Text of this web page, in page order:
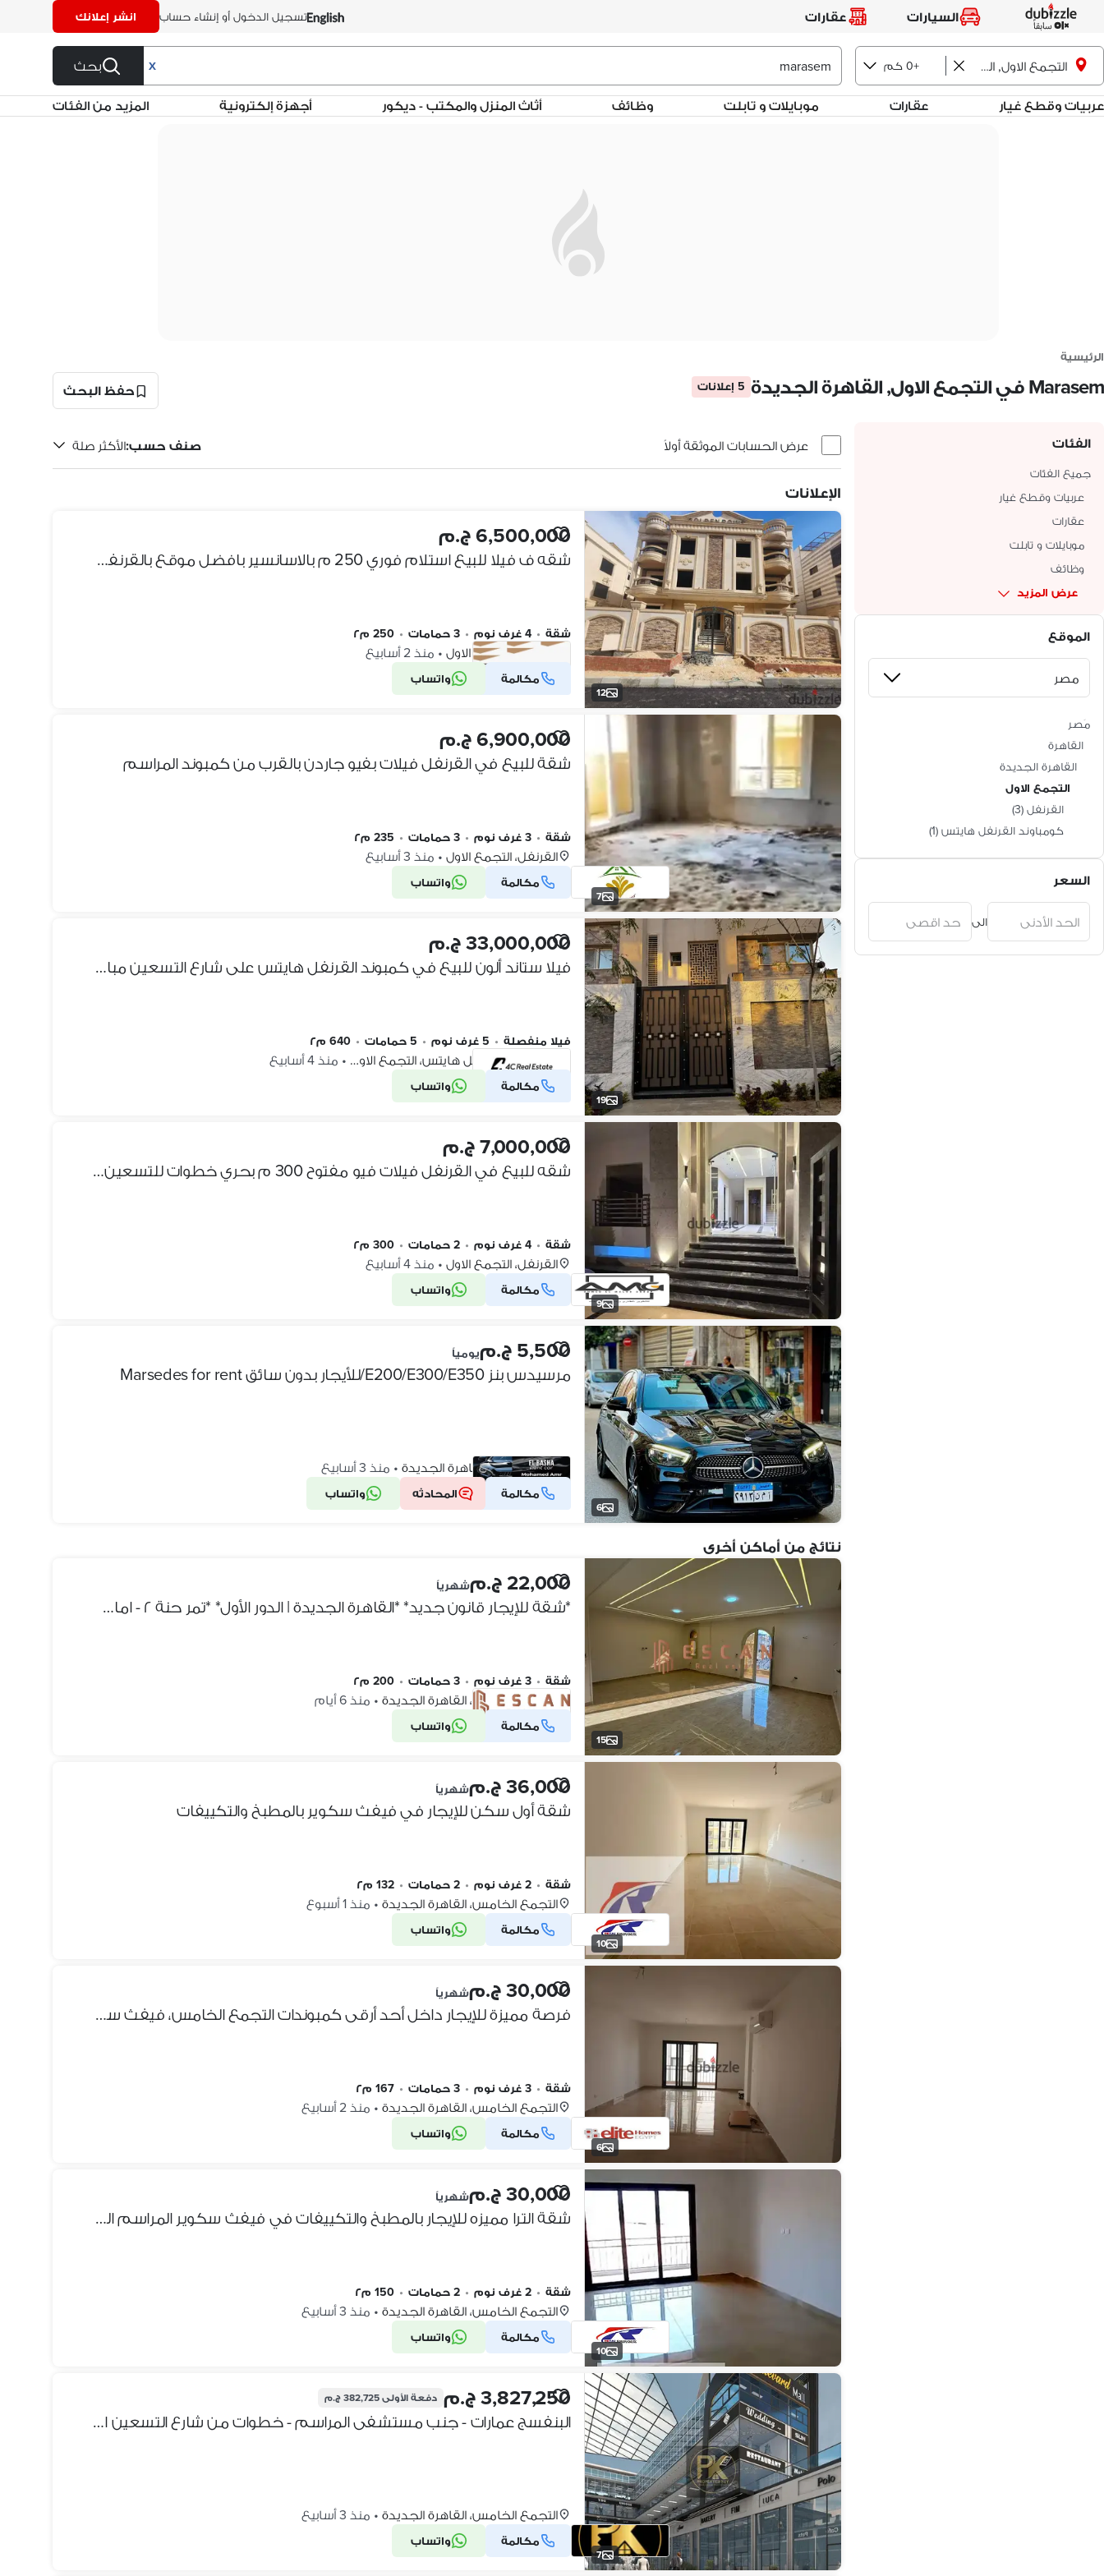
السيارات عقارات تسجيل الدخول أو إنشاء حساب انشر إعلانك
التجمع الاول, القاهرة الجديدة +0 كم X بحث
عربيات وقطع غيار عقارات موبايلات و تابلت وظائف أثاث المنزل والمكتب - ديكور أجهزة إلكترونية المزيد من الفئات
الرئيسية
Marasem في التجمع الاول, القاهرة الجديدة 5 إعلانات حفظ البحث
الفئات
جميع الفئات
عربيات وقطع غيار
عقارات
موبايلات و تابلت
وظائف
عرض المزيد
الموقع
مَصر
القاهرة
القاهرة الجديدة
التجمع الاول
القرنفل (
3
)
كومباوند القرنفل هايتس (
1
)
السعر
الى
عرض الحسابات الموثقة أولاً صنف حسب:الأكثر صلة
الإعلانات
12
6,500,000 ج.م
شقه ف فيلا للبيع استلام فوري 250 م بالاسانسير بافضل موقع بالقرنفل بجوار التسعين الشمالي تاني نمرة من كمبوند المراسم
شقة • 4 غرف نوم • 3 حمامات • 250 م٢
القرنفل، التجمع الاول • منذ 2 أسابيع
مكالمة واتساب شركة موثقة
7
6,900,000 ج.م
شقة للبيع في القرنفل فيلات بفيو جاردن بالقرب من كمبوند المراسم
شقة • 3 غرف نوم • 3 حمامات • 235 م٢
القرنفل، التجمع الاول • منذ 3 أسابيع
مكالمة واتساب
19
33,000,000 ج.م
فيلا ستاند ألون للبيع في كمبوند القرنفل هايتس على شارع التسعين مباشرة أمام المراسم موقع مميز جدًا في قلب التجمع الخامس
فيلا منفصلة • 5 غرف نوم • 5 حمامات • 640 م٢
كومباوند القرنفل هايتس، التجمع الاو… • منذ 4 أسابيع
مكالمة واتساب شركة موثقة
9
7,000,000 ج.م
شقه للبيع في القرنفل فيلات فيو مفتوح 300 م بحري خطوات للتسعين الشمالي و بوابة الرحاب 24 و مول المراسم و مول مصر إيطاليا 5 دقائق لطريق السويس نصف تشطيب
شقة • 4 غرف نوم • 2 حمامات • 300 م٢
القرنفل، التجمع الاول • منذ 4 أسابيع
مكالمة واتساب
6
5,500 ج.م يومياً
مرسيدس بنز E200/E300/E350/للأيجار بدون سائق Marsedes for rent
التجمع الاول، القاهرة الجديدة • منذ 3 أسابيع
مكالمة المحادثه واتساب شركة موثقة
نتائج من أماكن أخرى
15
22,000 ج.م شهرياً
*شقة للإيجار قانون جديد* *القاهرة الجديدة | الدور الأول* *تمر حنة ٢ - امام كمبوند المراسم
شقة • 3 غرف نوم • 3 حمامات • 200 م٢
التجمع الخامس، القاهرة الجديدة • منذ 6 أيام
مكالمة واتساب شركة موثقة
10
36,000 ج.م شهرياً
شقة أول سكن للإيجار في فيفث سكوير بالمطبخ والتكييفات
شقة • 2 غرف نوم • 2 حمامات • 132 م٢
التجمع الخامس، القاهرة الجديدة • منذ 1 أسبوع
مكالمة واتساب
6
30,000 ج.م شهرياً
فرصة مميزة للإيجار داخل أحد أرقى كمبوندات التجمع الخامس، فيفث سكوير – المراسم.
شقة • 3 غرف نوم • 3 حمامات • 167 م٢
التجمع الخامس، القاهرة الجديدة • منذ 2 أسابيع
مكالمة واتساب
10
30,000 ج.م شهرياً
شقة الترا مميزه للإيجار بالمطبخ والتكييفات في فيفث سكوير المراسم التجمع الخامس
شقة • 2 غرف نوم • 2 حمامات • 150 م٢
التجمع الخامس، القاهرة الجديدة • منذ 3 أسابيع
مكالمة واتساب
7
3,827,250 ج.م دفعة الأولى382,725 ج.م
البنفسج عمارات - جنب مستشفى المراسم - خطوات من شارع التسعين الشمالي
التجمع الخامس، القاهرة الجديدة • منذ 3 أسابيع
مكالمة واتساب